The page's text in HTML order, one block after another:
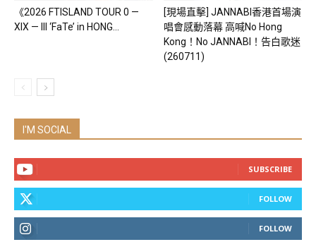
《2026 FTISLAND TOUR 0 —
XIX — III ‘FaTe’ in HONG...
[現場直擊] JANNABI香港首場演
唱會感動落幕 高喊No Hong
Kong！No JANNABI！告白歌迷
(260711)
I'M SOCIAL
SUBSCRIBE
FOLLOW
FOLLOW